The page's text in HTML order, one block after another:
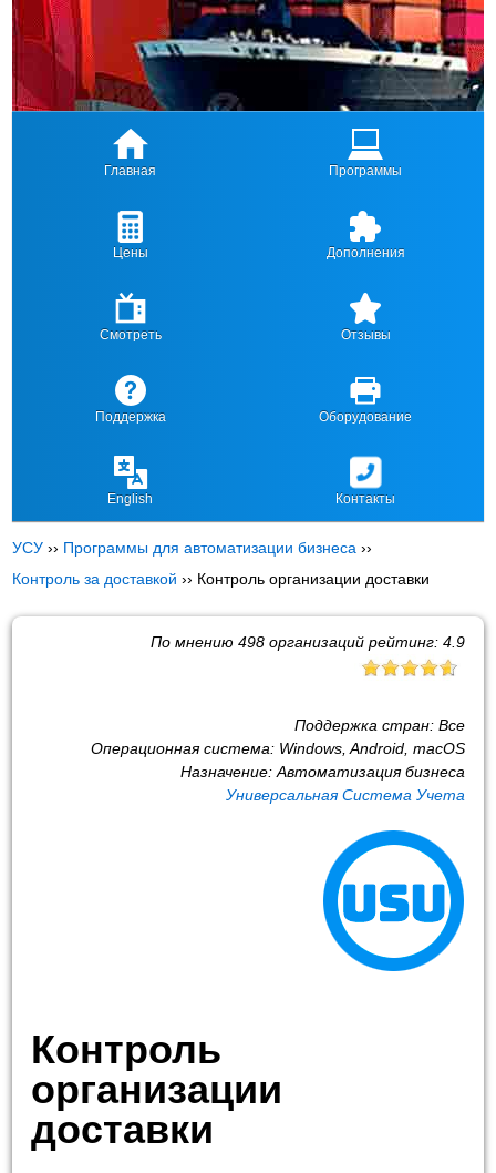
Главная Программы
Цены Дополнения
Смотреть Отзывы
Поддержка Оборудование
English Контакты
УСУ ›› Программы для автоматизации бизнеса ››
Контроль за доставкой ›› Контроль организации доставки
По мнению 498организаций рейтинг: 4.9
Поддержка стран: Все
Операционная система: Windows, Android, macOS
Назначение: Автоматизация бизнеса
Универсальная Система Учета
Контроль
организации
доставки